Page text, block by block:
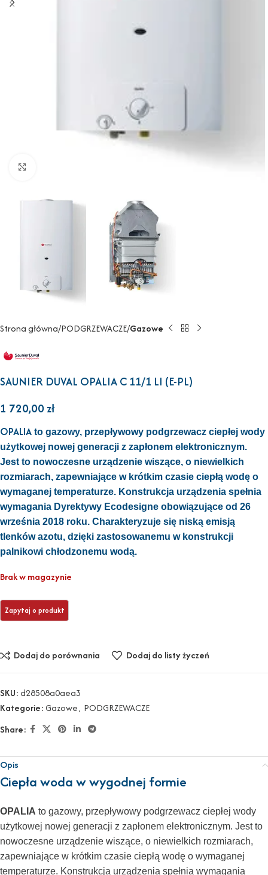
Strona główna PODGRZEWACZE Gazowe
SAUNIER DUVAL OPALIA C 11/1 LI (E-PL)
1 720,00zł
OPALIA to gazowy, przepływowy podgrzewacz ciepłej wody
użytkowej nowej generacji z zapłonem elektronicznym.
Jest to nowoczesne urządzenie wiszące, o niewielkich
rozmiarach, zapewniające w krótkim czasie ciepłą wodę o
wymaganej temperaturze. Konstrukcja urządzenia spełnia
wymagania Dyrektywy Ecodesigne obowiązujące od 26
września 2018 roku. Charakteryzuje się niską emisją
tlenków azotu, dzięki zastosowanemu w konstrukcji
palnikowi chłodzonemu wodą.
Brak w magazynie
Dodaj do porównania Dodaj do listy życzeń
SKU:d28508a0aea3
Kategorie:Gazowe, PODGRZEWACZE
Share:
Opis
Ciepła woda w wygodnej formie
OPALIA to gazowy, przepływowy podgrzewacz ciepłej wody
użytkowej nowej generacji z zapłonem elektronicznym. Jest to
nowoczesne urządzenie wiszące, o niewielkich rozmiarach,
zapewniające w krótkim czasie ciepłą wodę o wymaganej
temperaturze. Konstrukcja urządzenia spełnia wymagania